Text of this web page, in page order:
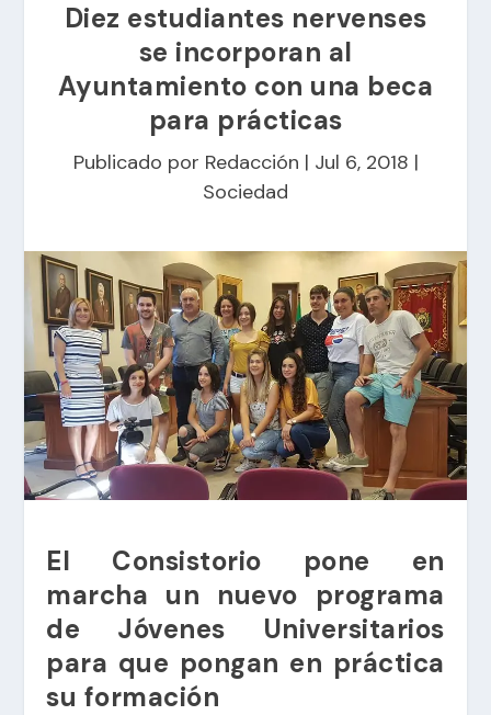
Diez estudiantes nervenses
se incorporan al
Ayuntamiento con una beca
para prácticas
Publicado por Redacción | Jul 6, 2018 |
Sociedad
El Consistorio pone en
marcha un nuevo programa
de Jóvenes Universitarios
para que pongan en práctica
su formación